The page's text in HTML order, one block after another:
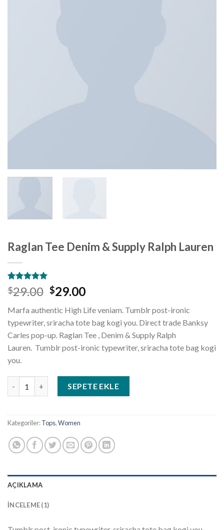
Raglan Tee Denim & Supply Ralph Lauren
1
müşteri
puanına
5 üzerinden
5.00
puan
aldı
$29.00 $29.00
Marfa authentic High Life veniam. Tumblr post-ironic
typewriter, sriracha tote bag kogi you. Direct trade Banksy
Carles pop-up. Raglan Tee , Denim & Supply Ralph
Lauren. Tumblr post-ironic typewriter, sriracha tote bag kogi
you.
SEPETE EKLE
Kategoriler:Tops,Women
AÇIKLAMA
İNCELEME (1)